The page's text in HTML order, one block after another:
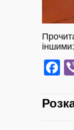
іншими: